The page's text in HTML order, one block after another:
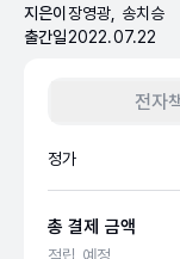
지은이 장영광, 송치승
출간일2022.07.22
전자
정가
총 결제 금액